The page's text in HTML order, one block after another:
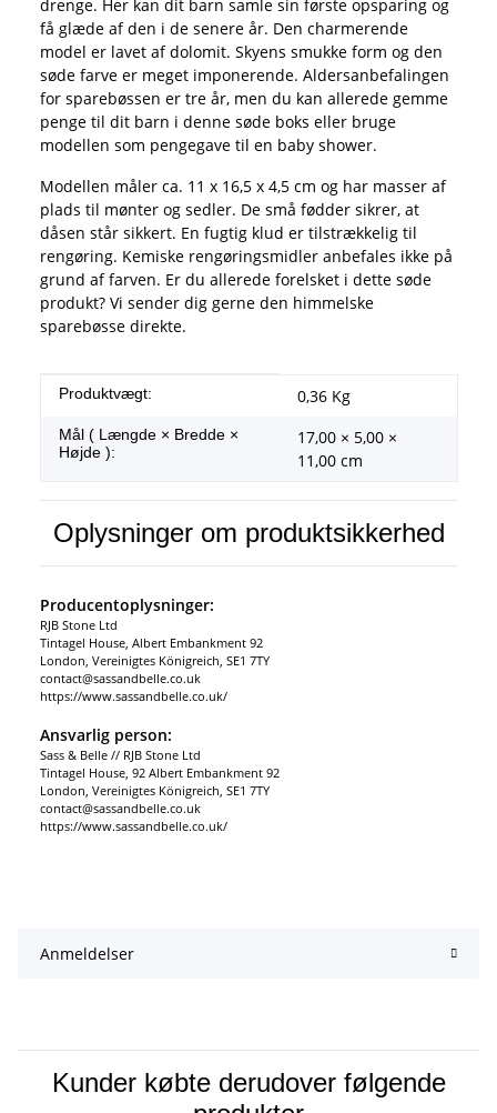
drenge. Her kan dit barn samle sin første opsparing og
få glæde af den i de senere år. Den charmerende
model er lavet af dolomit. Skyens smukke form og den
søde farve er meget imponerende. Aldersanbefalingen
for sparebøssen er tre år, men du kan allerede gemme
penge til dit barn i denne søde boks eller bruge
modellen som pengegave til en baby shower.
Modellen måler ca. 11 x 16,5 x 4,5 cm og har masser af
plads til mønter og sedler. De små fødder sikrer, at
dåsen står sikkert. En fugtig klud er tilstrækkelig til
rengøring. Kemiske rengøringsmidler anbefales ikke på
grund af farven. Er du allerede forelsket i dette søde
produkt? Vi sender dig gerne den himmelske
sparebøsse direkte.
#productDetails.itemInformation#
#productDetails.itemValue#
Produktvægt: 0,36 Kg
Mål ( Længde × Bredde ×
Højde ):
17,00 × 5,00 ×
11,00 cm
Oplysninger om produktsikkerhed
Producentoplysninger:
RJB Stone Ltd
Tintagel House, Albert Embankment 92
London, Vereinigtes Königreich, SE1 7TY
contact@sassandbelle.co.uk
https://www.sassandbelle.co.uk/
Ansvarlig person:
Sass & Belle // RJB Stone Ltd
Tintagel House, 92 Albert Embankment 92
London, Vereinigtes Königreich, SE1 7TY
contact@sassandbelle.co.uk
https://www.sassandbelle.co.uk/
Anmeldelser
Kunder købte derudover følgende